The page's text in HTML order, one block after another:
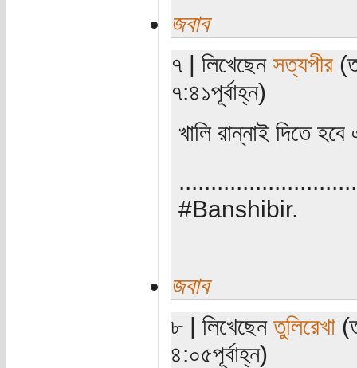
জবাব
৭ | লিখেছেন সত্যপীর
৭:৪১পূর্বাহ্ন)
খালি রান্নাই দিতে
#Banshibir.
জবাব
৮ | লিখেছেনতুলিরেখা
৪:০৫পূর্বাহ্ন)